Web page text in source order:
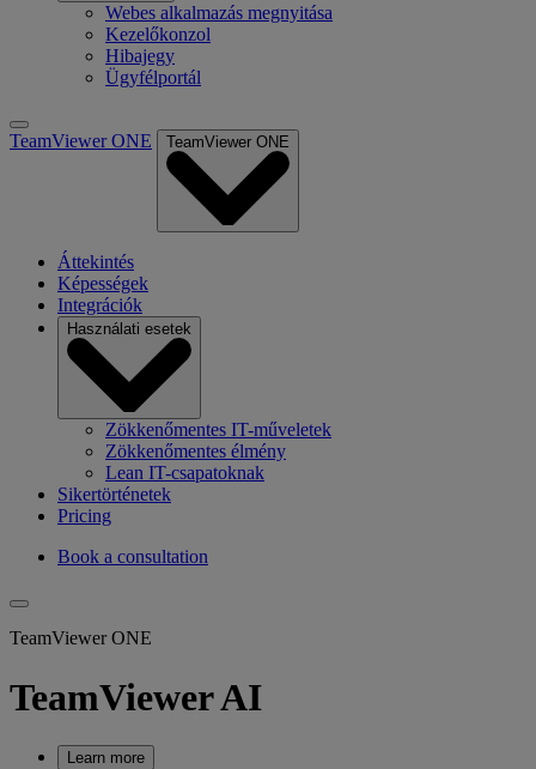
Webes alkalmazás megnyitása
Kezelőkonzol
Hibajegy
Ügyfélportál
TeamViewer ONE TeamViewer ONE
Áttekintés
Képességek
Integrációk
Használati esetek
Zökkenőmentes IT-műveletek
Zökkenőmentes élmény
Lean IT-csapatoknak
Sikertörténetek
Pricing
Book a consultation
TeamViewer ONE
TeamViewer AI
Learn more